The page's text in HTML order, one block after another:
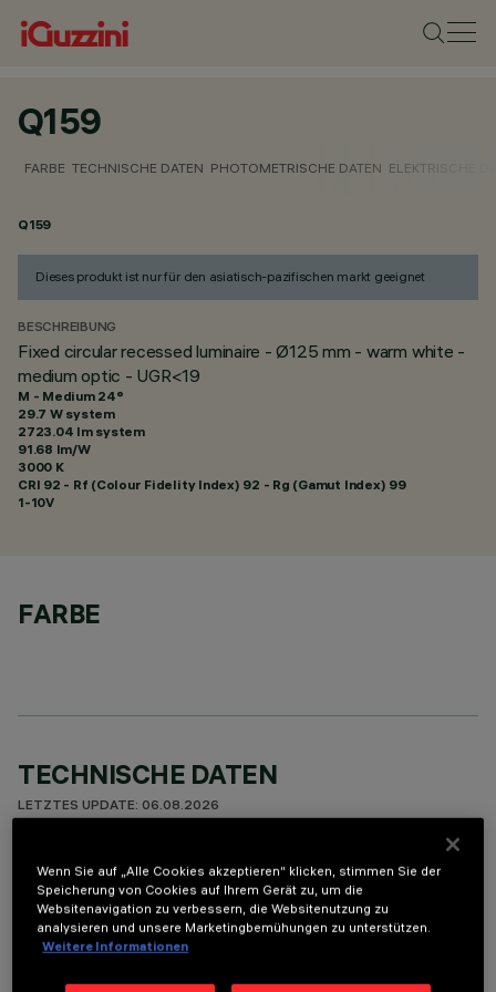
Q159
FARBE TECHNISCHE DATEN PHOTOMETRISCHE DATEN ELEKTRISCHE
Q159
Dieses produkt ist nur für den asiatisch-pazifischen markt geeignet
BESCHREIBUNG
Fixed circular recessed luminaire - Ø125 mm - warm white -
medium optic - UGR<19
M - Medium 24°
29.7 W system
2723.04 lm system
91.68 lm/W
3000 K
CRI 92 - Rf (Colour Fidelity Index) 92 - Rg (Gamut Index) 99
1-10V
FARBE
TECHNISCHE DATEN
LETZTES UPDATE: 06.08.2026
BESCHREIBUNG
Fixed round luminaire designed to use a LED lamp with C.O.B.
technology. Version with rim for surface-mounting. Reflector
vacuum-metallised with aluminium vapours with an anti-
Wenn Sie auf „Alle Cookies akzeptieren“ klicken, stimmen Sie der
Speicherung von Cookies auf Ihrem Gerät zu, um die
Websitenavigation zu verbessern, die Websitenutzung zu
analysieren und unsere Marketingbemühungen zu unterstützen.
Weitere Informationen